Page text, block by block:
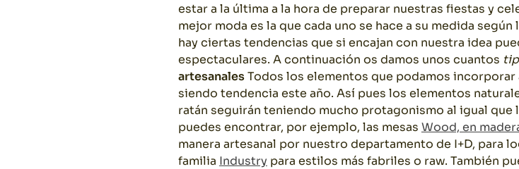
estar a la última a la hora de preparar nuestras fiestas y
mejor moda es la que cada uno se hace a su medida
hay ciertas tendencias que si encajan con nuestra idea
espectaculares. A continuación os damos unos cuantos
artesanalesTodos los elementos que podamos incorporar
siendo tendencia este año. Así pues los elementos
ratán seguirán teniendo mucho protagonismo al igual que
puedes encontrar, por ejemplo, las mesas Wood, en
manera artesanal por nuestro departamento de I+D, para
familia Industry para estilos más fabriles o raw. También